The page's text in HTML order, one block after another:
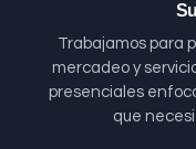
Trabajamos para
mercadeo y
presenciales
que